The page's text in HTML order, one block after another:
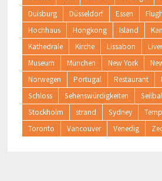
Duisburg
Düsseldorf Essen
Hochhaus
Hongkong Island
Kathedrale
Kirche Lissabon
Museum
München New York
Norwegen
Portugal Restaurant
Schloss
Sehenswürdigkeiten
Stockholm
strand Sydney
Toronto
Vancouver Venedig